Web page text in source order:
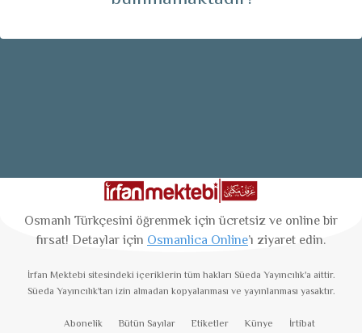
Osmanlı Türkçesini öğrenmek için ücretsiz ve online bir
fırsat! Detaylar için Osmanlica Online’ı ziyaret edin.
İrfan Mektebi sitesindeki içeriklerin tüm hakları Süeda Yayıncılık'a aittir.
Süeda Yayıncılık'tan izin almadan kopyalanması ve yayınlanması yasaktır.
Abonelik Bütün Sayılar Etiketler Künye İrtibat